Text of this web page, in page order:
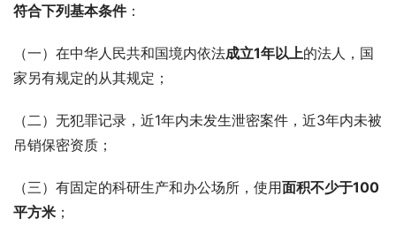
符合下列基本条件：
（一）在中华人民共和国境内依法成立1年以上的法人，国
家另有规定的从其规定；
（二）无犯罪记录，近1年内未发生泄密案件，近3年内未被
吊销保密资质；
（三）有固定的科研生产和办公场所，使用面积不少于100
平方米 ；